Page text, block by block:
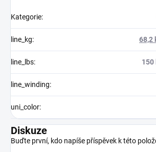
Kategorie:
line_kg: 68,2
line_lbs: 150
line_winding:
uni_color:
Diskuze
Buďte první, kdo napíše příspěvek k této